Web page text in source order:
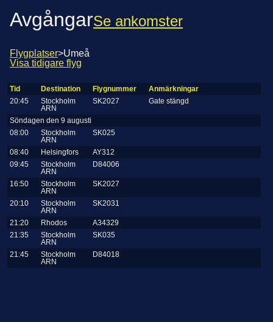
AvgångarSe ankomster
Flygplatser>Umeå
Visa tidigare flyg
Tid Destination Flygnummer
Anmärkningar
20:45
Stockholm
ARN
SK2027 Gate stängd
Söndagen den 9 augusti
08:00
Stockholm
ARN
SK025
08:40 Helsingfors
AY312
09:45
Stockholm
ARN
D84006
16:50
Stockholm
ARN
SK2027
20:10
Stockholm
ARN
SK2031
21:20 Rhodos
A34329
21:35
Stockholm
ARN
SK035
21:45
Stockholm
ARN
D84018